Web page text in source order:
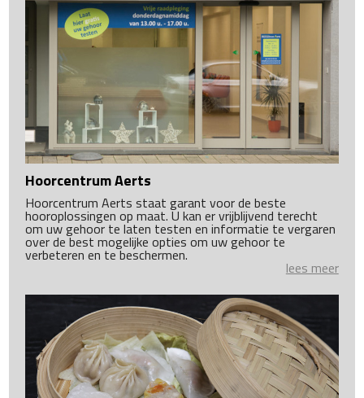
Hoorcentrum Aerts
Hoorcentrum Aerts staat garant voor de beste
hooroplossingen op maat. U kan er vrijblijvend terecht
om uw gehoor te laten testen en informatie te vergaren
over de best mogelijke opties om uw gehoor te
verbeteren en te beschermen.
lees meer